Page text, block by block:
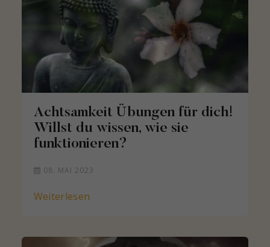
Achtsamkeit Übungen für dich!
Willst du wissen, wie sie
funktionieren?
08. MAI 2023
Weiterlesen